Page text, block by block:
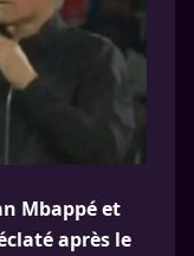
Mbappé et
après le